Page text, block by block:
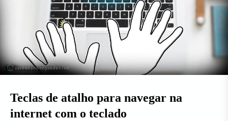
Teclas de atalho para navegar na
internet com o teclado